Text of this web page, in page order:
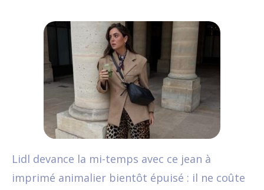
Lidl devance la mi-temps avec ce jean à
imprimé animalier bientôt épuisé : il ne coûte